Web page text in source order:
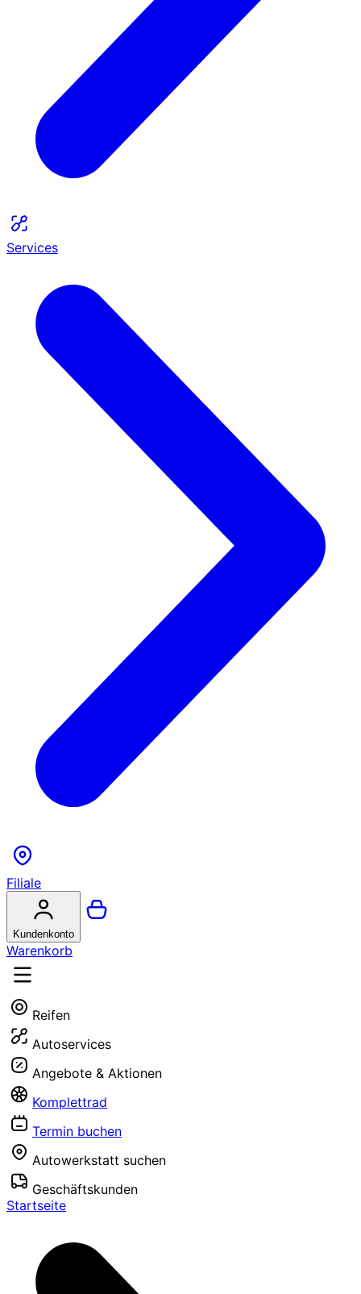
Services
Filiale
Kundenkonto
Warenkorb
Reifen
Autoservices
Angebote & Aktionen
Komplettrad
Termin buchen
Autowerkstatt suchen
Geschäftskunden
Startseite